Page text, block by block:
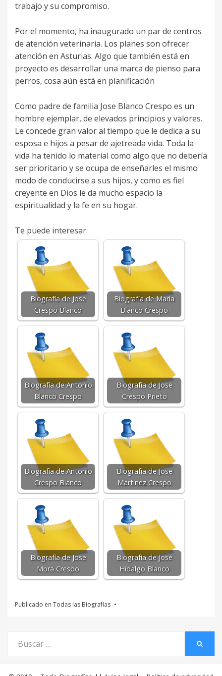
trabajo y su compromiso.
Por el momento, ha inaugurado un par de centros
de atención veterinaria. Los planes son ofrecer
atención en Asturias. Algo que también está en
proyecto es desarrollar una marca de pienso para
perros, cosa aún está en planificación
Como padre de familia Jose Blanco Crespo es un
hombre ejemplar, de elevados principios y valores.
Le concede gran valor al tiempo que le dedica a su
esposa e hijos a pesar de ajetreada vida. Toda la
vida ha tenido lo material como algo que no debería
ser prioritario y se ocupa de enseñarles el mismo
modo de conducirse a sus hijos, y como es fiel
creyente en Dios le da mucho espacio la
espiritualidad y la fe en su hogar.
Te puede interesar:
Biografía de Jose
Crespo Blanco
Biografía de Maria
Blanco Crespo
Biografía de Antonio
Blanco Crespo
Biografía de Jose
Crespo Prieto
Biografía de Antonio
Crespo Blanco
Biografía de Jose
Martinez Crespo
Biografía de Jose
Mora Crespo
Biografía de Jose
Hidalgo Blanco
Publicado en Todas las Biografías
por: